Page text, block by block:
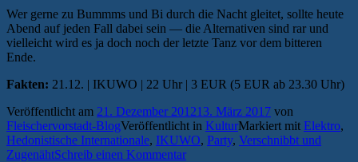
Wer gerne zu Bummms und Bi durch die Nacht gleitet, sollte heute
Abend auf jeden Fall dabei sein — die Alternativen sind rar und
vielleicht wird es ja doch noch der letzte Tanz vor dem bitteren
Ende.
Fakten: 21.12. | IKUWO | 22 Uhr | 3 EUR (5 EUR ab 23.30 Uhr)
Veröffentlicht am 21. Dezember 201213. März 2017 von
Fleischervorstadt-BlogVeröffentlicht in KulturMarkiert mit Elektro,
Hedonistische Internationale, IKUWO, Party, Verschnibbt und
ZugenähtSchreib einen Kommentar